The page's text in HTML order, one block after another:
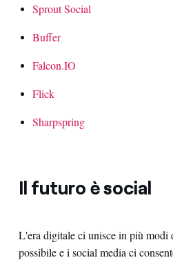
Sprout Social
Buffer
Falcon.IO
Flick
Sharpspring
Il futuro è social
L'era digitale ci unisce in più modi
possibile e i social media ci